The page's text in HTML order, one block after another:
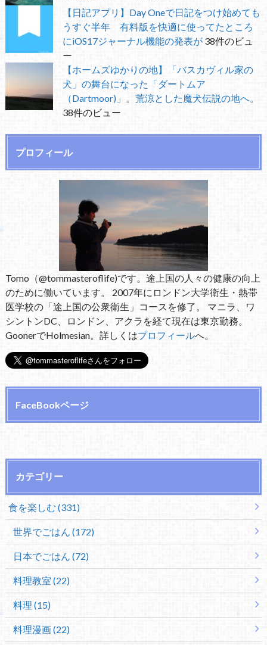
【日記アプリ】Day Oneで日記をつけ始めても
うすぐ半年 有料版を快適に使ってたところ
にiOS17ジャーナル機能の発表が 38件のビュ
ー
【ホームズゆかりの地】「バスカヴィル家の
犬」の舞台になった「ダートムア
（Dartmoor)」。荒涼とした魔犬伝説の地へ。
38件のビュー
プロフィール
Tomo（@tommasteroflife)です。途上国の人々の健康の向上
のために働いています。 2007年にロンドン大学衛生・熱帯
医学校の「途上国の公衆衛生」コースを修了。 マニラ、ワ
シントンDC、ロンドン、アクラを経て現在は東京勤務。
GoonerでHolmesian。詳しくはプロフィールへ。
FaceBookページ
カテゴリー
食を楽しむ (331)
世界でごはん (172)
日本でごはん (72)
料理教室 (22)
料理 (15)
料理漫画 (22)